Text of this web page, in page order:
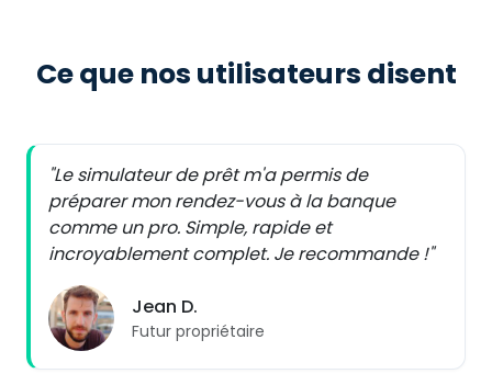
Ce que nos utilisateurs disent
"Le simulateur de prêt m'a permis de
préparer mon rendez-vous à la banque
comme un pro. Simple, rapide et
incroyablement complet. Je recommande !"
Jean D.
Futur propriétaire